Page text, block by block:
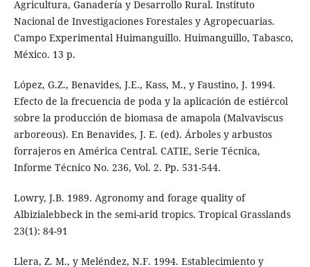
Agricultura, Ganadería y Desarrollo Rural. Instituto
Nacional de Investigaciones Forestales y Agropecuarias.
Campo Experimental Huimanguillo. Huimanguillo, Tabasco,
México. 13 p.
López, G.Z., Benavides, J.E., Kass, M., y Faustino, J. 1994.
Efecto de la frecuencia de poda y la aplicación de estiércol
sobre la producción de biomasa de amapola (Malvaviscus
arboreous). En Benavides, J. E. (ed). Árboles y arbustos
forrajeros en América Central. CATIE, Serie Técnica,
Informe Técnico No. 236, Vol. 2. Pp. 531-544.
Lowry, J.B. 1989. Agronomy and forage quality of
Albizialebbeck in the semi-arid tropics. Tropical Grasslands
23(1): 84-91
Llera, Z. M., y Meléndez, N.F. 1994. Establecimiento y